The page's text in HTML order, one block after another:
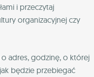
i przeczytaj
organizacyjnej czy
adres, godzinę, o której
będzie przebiegać